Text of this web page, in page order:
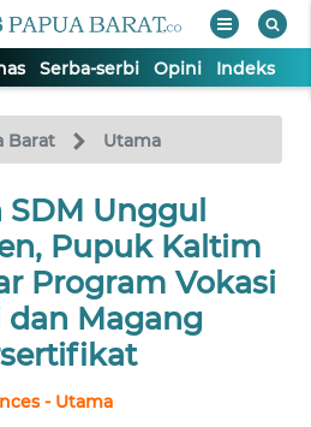
Serba-serbi Opini Indeks
Barat Utama
Unggul
Pupuk Kaltim
Program Vokasi
Magang
- Utama